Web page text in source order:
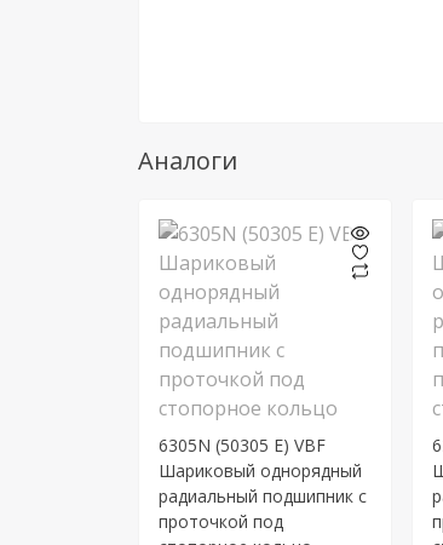
Аналоги
6305N (50305 E) VBF
Шариковый однорядный
радиальный подшипник c
проточкой под